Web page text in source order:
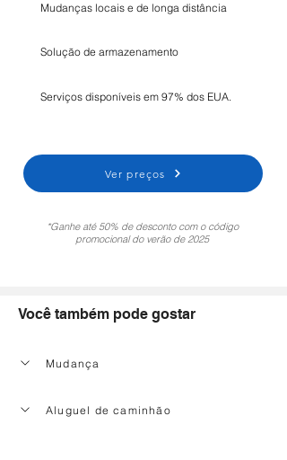
Mudanças locais e de longa distância
Solução de armazenamento
Serviços disponíveis em 97% dos EUA.
Ver preços
*Ganhe até 50% de desconto com o código
promocional do verão de 2025
Você também pode gostar
Mudança
Aluguel de caminhão